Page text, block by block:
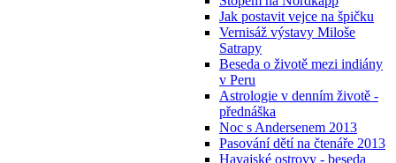
Jak postavit vejce na špičku
Vernisáž výstavy Miloše
Satrapy
Beseda o životě mezi indiány
v Peru
Astrologie v denním životě -
přednáška
Noc s Andersenem 2013
Pasování dětí na čtenáře 2013
Havajské ostrovy - beseda